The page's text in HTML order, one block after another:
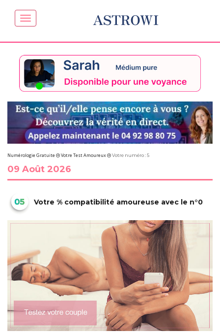
ASTROWI
Numérologie Gratuite Votre Test Amoureux Votre numéro : 5
09 Août 2026
Votre % compatibilité amoureuse avec le n°0